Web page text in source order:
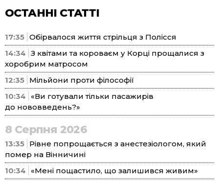
ОСТАННІ СТАТТІ
17:35 Обірвалося життя стрільця з Полісся
14:34 З квітами та короваєм у Корці прощалися з
хоробрим матросом
12:35 Мільйони проти філософії
10:34
«Ви готували тільки пасажирів
до нововведень?»
8 Серпня 2026
13:35 Рівне попрощається з анестезіологом, який
помер на Вінничині
10:34
«Мені пощастило, що залишився живим»